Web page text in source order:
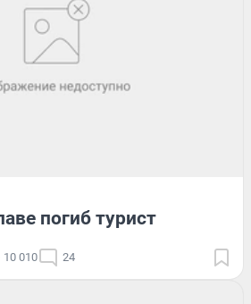
погиб турист
10 010 24